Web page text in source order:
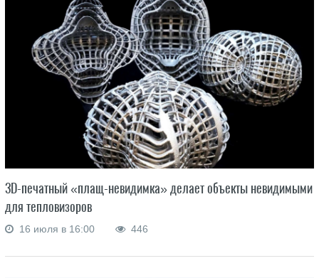
3D-печатный «плащ-невидимка» делает объекты невидимыми
для тепловизоров
16 июля в 16:00 446